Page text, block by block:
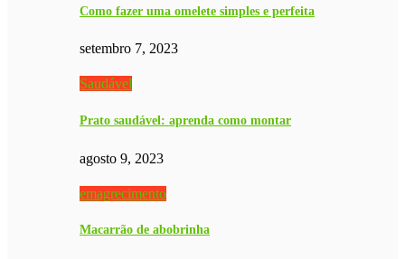
Como fazer uma omelete simples e perfeita
setembro 7, 2023
Saudável
Prato saudável: aprenda como montar
agosto 9, 2023
emagrecimento
Macarrão de abobrinha